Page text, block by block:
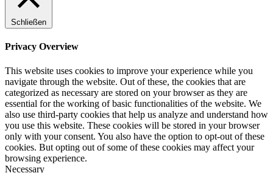
Schließen
Privacy Overview
This website uses cookies to improve your experience while you
navigate through the website. Out of these, the cookies that are
categorized as necessary are stored on your browser as they are
essential for the working of basic functionalities of the website. We
also use third-party cookies that help us analyze and understand how
you use this website. These cookies will be stored in your browser
only with your consent. You also have the option to opt-out of these
cookies. But opting out of some of these cookies may affect your
browsing experience.
Necessary